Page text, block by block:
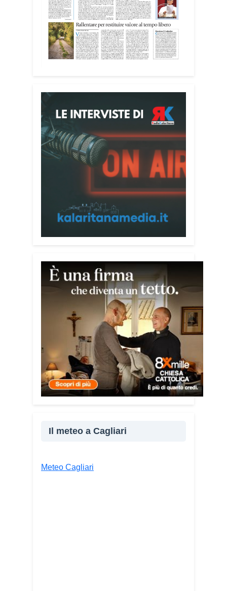
Tra i partecipanti anche i seminaristi,
impegnati accanto agli anziani della
casa di riposo Cristo Re.
«Un’esperienza di crescita umana e
Il programma dedica spazio anche ai
temi della pace e della cooperazione
nel Mediterraneo. Oggi pomeriggio, alla
Mediateca del Mediterraneo (MEM),
l’incontro con l’arcivescovo monsignor
Giuseppe Baturi ha approfondito il ruolo
dei giovani nella costruzione di ponti tra
culture e popoli, con un confronto
inserito nel percorso “Cagliari Città della
Pace e del Mediterraneo”, progetto che
promuove il dialogo e la collaborazione
tra le diverse realtà del bacino
Tra le testimonianze quella di Thea,
giovane libanese del Consiglio dei
Giovani del Mediterraneo della CEI: «Il
campo è molto più di un’esperienza di
volontariato: è un’opportunità per
costruire relazioni attraverso il servizio,
linguaggio universale capace di unire
persone diverse».
Condividi:
Facebook X
Il meteo a Cagliari
Meteo Cagliari